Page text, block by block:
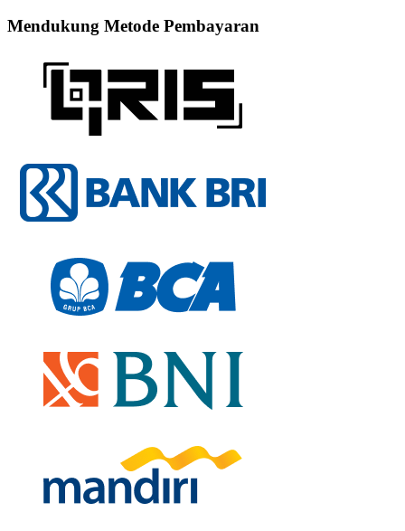
Mendukung Metode Pembayaran